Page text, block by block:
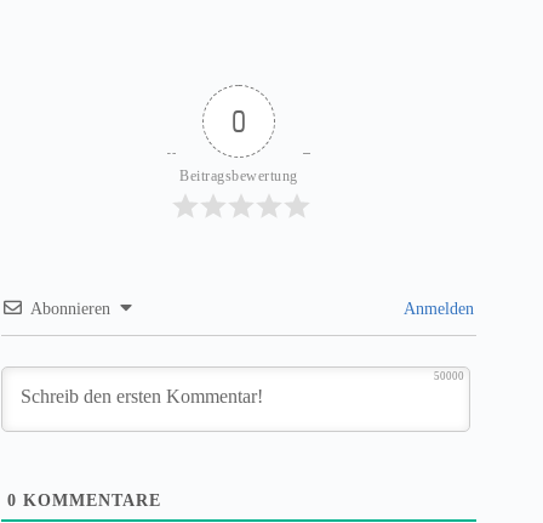
0
Beitragsbewertung
Abonnieren Anmelden
50000
0 KOMMENTARE